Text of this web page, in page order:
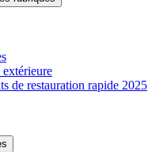
de restauration rapide 2025